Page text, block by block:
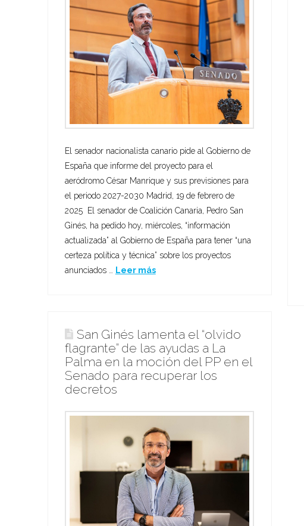
El senador nacionalista canario pide al Gobierno de
España que informe del proyecto para el
aeródromo César Manrique y sus previsiones para
el periodo 2027-2030 Madrid, 19 de febrero de
2025 El senador de Coalición Canaria, Pedro San
Ginés, ha pedido hoy, miércoles, “información
actualizada” al Gobierno de España para tener “una
certeza política y técnica” sobre los proyectos
anunciados …
Leer más
San Ginés lamenta el “olvido
flagrante” de las ayudas a La
Palma en la moción del PP en el
Senado para recuperar los
decretos